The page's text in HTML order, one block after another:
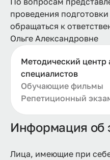
проведения
обращаться к
Ольге Александровне
Методический центр
специалистов
Обучающие фильмы
Репетиционный
Информация об
Лица, имеющие при